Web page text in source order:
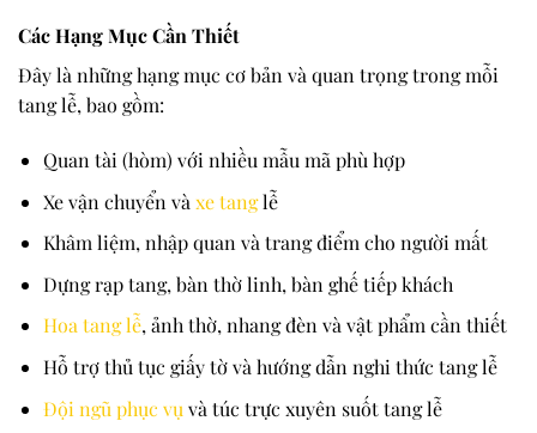
Các Hạng Mục Cần Thiết
Đây là những hạng mục cơ bản và quan trọng trong mỗi
tang lễ, bao gồm:
Quan tài (hòm) với nhiều mẫu mã phù hợp
Xe vận chuyển và xe tanglễ
Khâm liệm, nhập quan và trang điểm cho người mất
Dựng rạp tang, bàn thờ linh, bàn ghế tiếp khách
Hoa tang lễ, ảnh thờ, nhang đèn và vật phẩm cần thiết
Hỗ trợ thủ tục giấy tờ và hướng dẫn nghi thức tang lễ
Đội ngũ phục vụ và túc trực xuyên suốt tang lễ